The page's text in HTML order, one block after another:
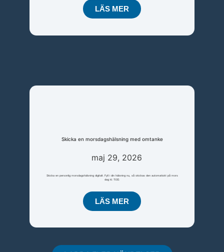
LÄS MER
Skicka en morsdagshälsning med omtanke
maj 29, 2026
Skicka en personlig morsdagshälsning digitalt. Fyll i din hälsning nu, så skickas den automatiskt på mors
dag kl. 11.00.
LÄS MER